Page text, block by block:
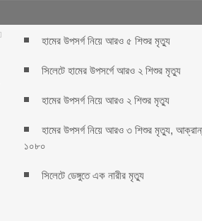
হামের উপসর্গ নিয়ে আরও ৫ শিশুর মৃত্যু
সিলেটে হামের উপসর্গে আরও ২ শিশুর মৃত্যু
হামের উপসর্গ নিয়ে আরও ২ শিশুর মৃত্যু
হামের উপসর্গ নিয়ে আরও ৩ শিশুর মৃত্যু,
১০৮০
সিলেটে ডেঙ্গুতে এক নারীর মৃত্যু